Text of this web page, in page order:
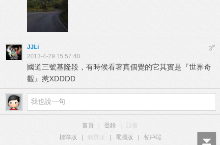
3#
JJLi
2013-4-29 15:57:40
國道三號基隆段，有時候看著真個覺的它其實是『世界奇
觀』惹XDDDD
首頁 登錄
標準版
觸屏版 電腦版 客戶端